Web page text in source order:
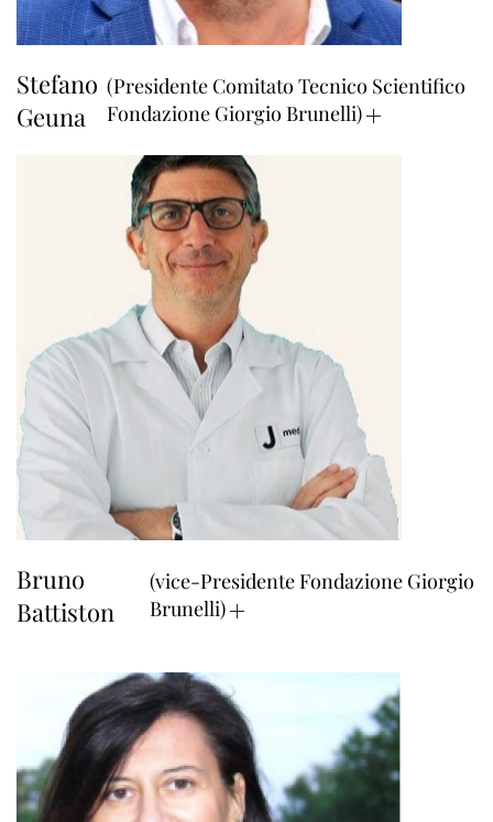
Stefano
Geuna
(Presidente Comitato Tecnico Scientifico
Fondazione Giorgio Brunelli)
Bruno
Battiston
(vice-Presidente Fondazione Giorgio
Brunelli)